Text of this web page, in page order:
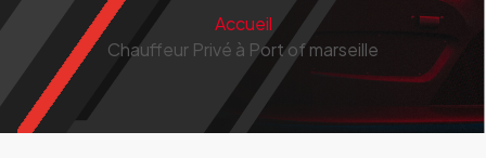
Accueil
Chauffeur Privé à Port of marseille